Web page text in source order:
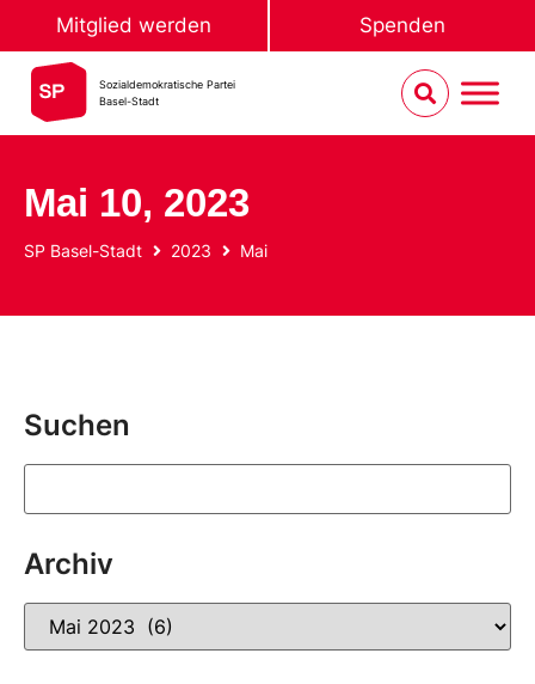
Mitglied werden Spenden
Sozialdemokratische Partei
Basel-Stadt
Mai 10, 2023
SP Basel-Stadt 2023 Mai
Suchen
Archiv